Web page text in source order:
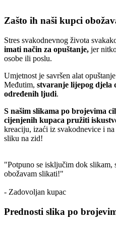
Zašto ih naši kupci
Stres svakodnevnog života
imati način za opuštanje, jer
osobe ili poslu.
Umjetnost je savršen alat
Međutim, stvaranje lijepog djela
određenih ljudi.
S našim slikama po brojevima
cijenjenih kupaca pružiti
kreaciju, izaći iz svakodnevice i
sliku na zid!
"Potpuno se isključim dok slikam,
obožavam slikati!"
- Zadovoljan kupac
Prednosti slika po